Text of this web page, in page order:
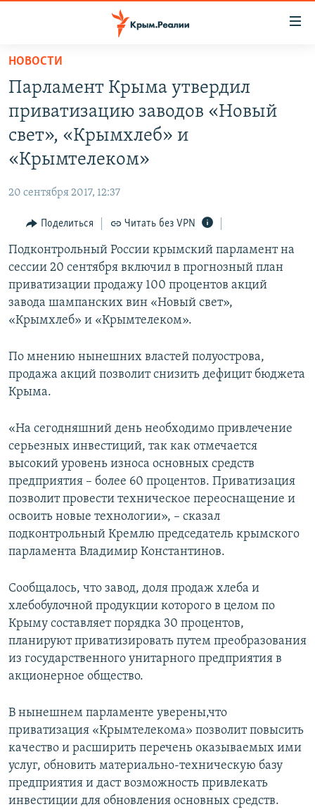
Вернуться
основному
содержанию
Вернутся
главной
Вернутся
поиску
СПЕЦПРОЕКТЫ
КАРТА ВОЕННЫХ ОБЪЕКТОВ КРЫМА
ВОДА
ИСТОРИЯ
ИНТЕРАКТИВ
ИНФОГРАФИКА
ТЕЛЕПРОЕКТ КРЫМ.РЕАЛИИ
СОВЕТЫ ПРАВОЗАЩИТНИКОВ
ПРОПАВШИЕ БЕЗ ВЕСТИ
ПОБЕДИТЕЛЕЙ НЕ СУДЯТ?
КРЫМ.НЕПОКОРЕННЫЙ
ELIFBE
РАДІО СВОБОДА
КАК ОБОЙТИ БЛОКИРОВКУ
Українською
Qırımtatar
ПРИСОЕДИНЯЙТЕСЬ!
Все сайты RFE/RL
НОВОСТИ
Парламент Крыма утвердил
приватизацию заводов «Новый
свет», «Крымхлеб» и
«Крымтелеком»
20 сентября 2017, 12:37
Поделиться Читать без VPN
Подконтрольный России крымский парламент на
сессии 20 сентября включил в прогнозный план
приватизации продажу 100 процентов акций
завода шампанских вин «Новый свет»,
«Крымхлеб» и «Крымтелеком».
По мнению нынешних властей полуострова,
продажа акций позволит снизить дефицит бюджета
Крыма.
«На сегодняшний день необходимо привлечение
серьезных инвестиций, так как отмечается
высокий уровень износа основных средств
предприятия – более 60 процентов. Приватизация
позволит провести техническое переоснащение и
освоить новые технологии», – сказал
подконтрольный Кремлю председатель крымского
парламента Владимир Константинов.
Сообщалось, что завод, доля продаж хлеба и
хлебобулочной продукции которого в целом по
Крыму составляет порядка 30 процентов,
планируют приватизировать путем преобразования
из государственного унитарного предприятия в
акционерное общество.
В нынешнем парламенте уверены,что
приватизация «Крымтелекома» позволит повысить
качество и расширить перечень оказываемых ими
услуг, обновить материально-техническую базу
предприятия и даст возможность привлекать
инвестиции для обновления основных средств.